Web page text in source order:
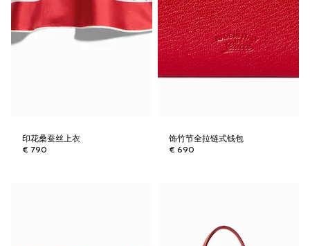
印花桑蚕丝上衣
€ 790
饰竹节全拉链式钱包
€ 690